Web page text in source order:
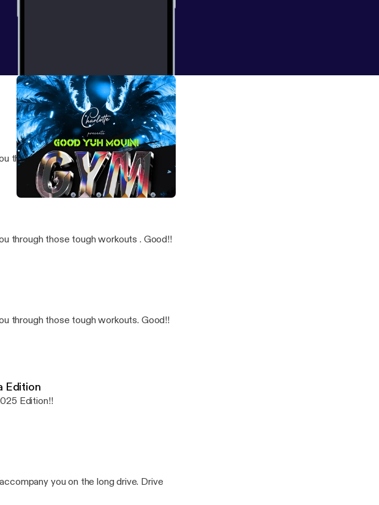
through those tough workouts. Good!!
through those tough workouts . Good!!
through those tough workouts. Good!!
Edition
Edition!!
you on the long drive. Drive